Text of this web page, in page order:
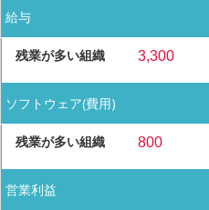
給与
3,300
ソフトウェア(費用)
800
営業利益